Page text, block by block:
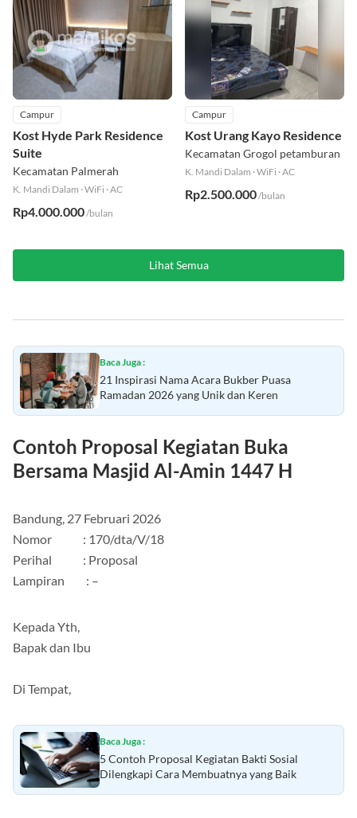
Campur
Kost Hyde Park Residence
Suite
Kecamatan Palmerah
K. Mandi Dalam ·WiFi ·AC
Rp4.000.000/bulan
Campur
Kost Urang Kayo Residence
Kecamatan Grogol petamburan
K. Mandi Dalam ·WiFi ·AC
Rp2.500.000/bulan
Lihat Semua
Baca Juga :
21 Inspirasi Nama Acara Bukber Puasa
Ramadan 2026 yang Unik dan Keren
Contoh Proposal Kegiatan Buka
Bersama Masjid Al-Amin 1447 H
Bandung, 27 Februari 2026
Nomor : 170/dta/V/18
Perihal : Proposal
Lampiran : –
Kepada Yth,
Bapak dan Ibu
Di Tempat,
Baca Juga :
5 Contoh Proposal Kegiatan Bakti Sosial
Dilengkapi Cara Membuatnya yang Baik